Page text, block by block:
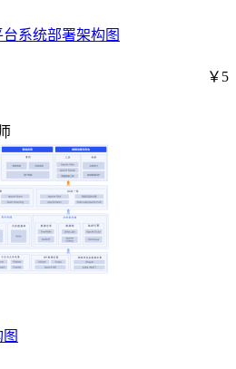
系统部署架构图
￥5